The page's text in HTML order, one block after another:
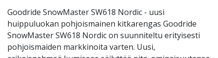
Goodride SnowMaster SW618 Nordic - uusi
huippuluokan pohjoismainen kitkarengas Goodride
SnowMaster SW618 Nordic on suunniteltu erityisesti
pohjoismaiden markkinoita varten. Uusi,